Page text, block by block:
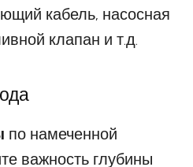
кабель, насосная
клапан и т.д.
по намеченной
важность глубины